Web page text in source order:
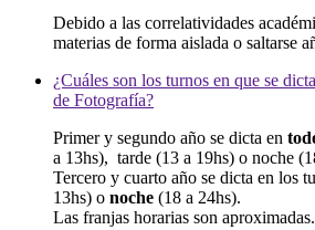
Debido a las correlatividades
materias de forma aislada o saltarse
¿Cuáles son los turnos en que se
de Fotografía?
Primer y segundo año se dicta en
a 13hs), tarde (13 a 19hs) o noche
Tercero y cuarto año se dicta en los
13hs) o noche (18 a 24hs).
Las franjas horarias son aproximadas.